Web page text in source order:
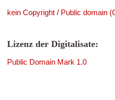
kein Copyright / Public domain
Lizenz der Digitalisate:
Public Domain Mark 1.0